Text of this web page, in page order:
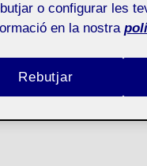
o configurar les
en la nostra
Rebutjar